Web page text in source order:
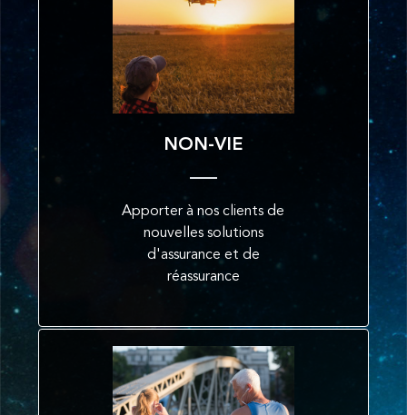
NON-VIE
Apporter à nos clients de
nouvelles solutions
d'assurance et de
réassurance